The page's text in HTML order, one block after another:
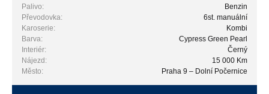
Palivo:
Benzin
Převodovka:
6st. manuální
Karoserie:
Kombi
Barva:
Cypress Green Pearl
Interiér:
Černý
Nájezd:
15 000 Km
Město:
Praha 9 – Dolní Počernice